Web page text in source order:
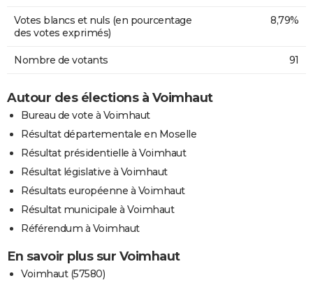
Votes blancs et nuls (en pourcentage
des votes exprimés)
8,79%
Nombre de votants 91
Autour des élections à Voimhaut
Bureau de vote à Voimhaut
Résultat départementale en Moselle
Résultat présidentielle à Voimhaut
Résultat législative à Voimhaut
Résultats européenne à Voimhaut
Résultat municipale à Voimhaut
Référendum à Voimhaut
En savoir plus sur Voimhaut
Voimhaut (57580)